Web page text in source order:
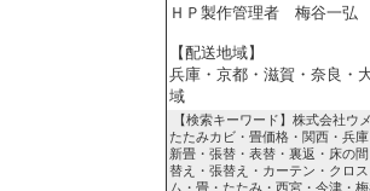
ＨＰ製作管理者 梅谷一弘
【配送地域】
兵庫・京都・滋賀・奈良・
域
【検索キーワード】株式会社ウ
たたみカビ・畳価格・関西・兵
新畳・張替・表替・裏返・床の
替え・張替え・カーテン・クロ
ム・畳・たたみ・西宮・今津・